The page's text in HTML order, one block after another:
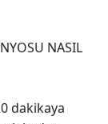
NASIL
dakikaya